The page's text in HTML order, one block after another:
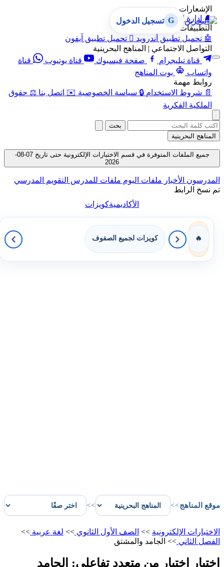
الإشعارات
🔔
إدارة الإشعارات
التطبيقات
🤖 تحميل تطبيق أندرويد  تحميل تطبيق آيفون
التواصل الاجتماعي | المناهج البحرينية
قناة تيليجرام
صفحة فيسبوك قناة يوتيوب
قناة
واتساب
بوت المناهج
روابط مهمة
📄 شروط الاستخدام 🔒 سياسة الخصوصية ✉️ اتصل بنا ⚖️ حقوق
الملكية الفكرية
G تسجيل الدخول
بحث
المناهج البحرينية
جميع الملفات المتوفرة في قسم الاختبارات الإلكترونية حتى تاريخ 07-08-
2026
المدرسون الأخبار ملفات اليوم ملفات للمدرس التقويم المدرسي
تم نسخ الرابط
الأكاديميةكويزات
🔥 كويزات لجميع الصفوف
موقع المناهج>>
>>
الاختبارات الإلكترونية >> الصف الأول الثانوي >> لغة عربية >>
الفصل الثاني >> الجامد والمشتق
اختبار اختيار من متعدد تفاعلي: الجامد